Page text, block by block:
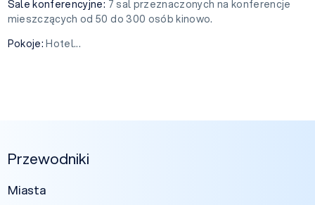
Sale konferencyjne: 7 sal przeznaczonych na konferencje
mieszczących od 50 do 300 osób kinowo.
Pokoje:Hotel...
Przewodniki
Miasta